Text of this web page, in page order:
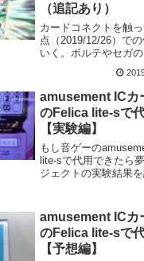
（追記あり）
カードコネクトを触
点（2019/12/26）で
いく。ボルテやセガ
ンゲキ絡み)、遊戯王
ーの俺の視点での良
ぞ。 追記内容等（
示）・2...
amusement ICカ
のFelica lite-sで
【実験編】
もし音ゲーの
lite-sで代用できたら
ジェクトの実験結果
amusement ICカ
のFelica lite-sで
【予想編】